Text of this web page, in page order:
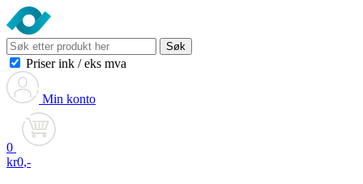
Søk
Priser ink / eks mva
Min konto
0
kr0,-